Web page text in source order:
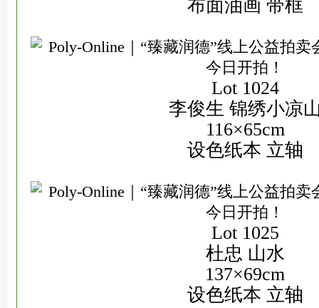
布面油画 带框
Lot 1024
李俊生 锦绣小凉
116×65cm
设色纸本 立轴
Lot 1025
杜忠 山水
137×69cm
设色纸本 立轴